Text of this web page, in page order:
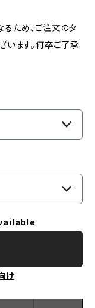
ため、ご注文のタ
います。何卒ご了承
け